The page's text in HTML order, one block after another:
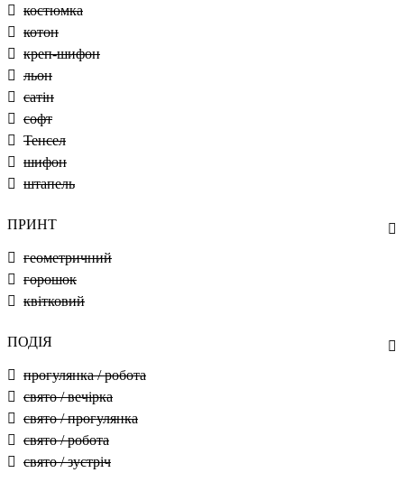
костюмка
котон
креп-шифон
льон
сатін
софт
Тенсел
шифон
штапель
ПРИНТ
геометричний
горошок
квітковий
ПОДІЯ
прогулянка / робота
свято / вечірка
свято / прогулянка
свято / робота
свято / зустріч